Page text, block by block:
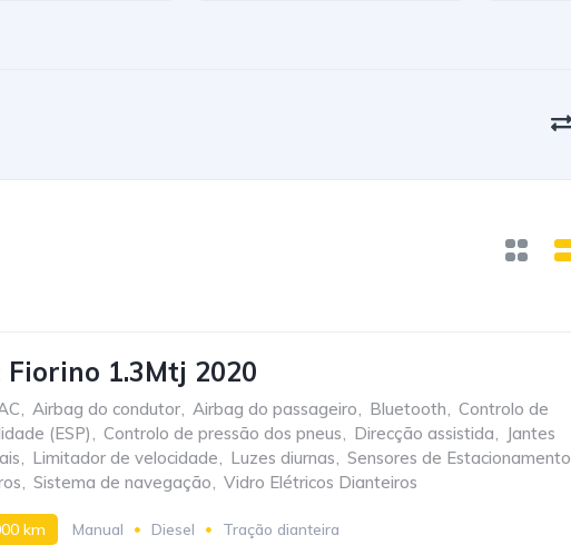
Fiorino 1.3Mtj 2020
, Airbag do condutor, Airbag do passageiro, Bluetooth, Controlo de
(ESP), Controlo de pressão dos pneus, Direcção assistida, Jantes
, Limitador de velocidade, Luzes diurnas, Sensores de Estacionamento
, Sistema de navegação, Vidro Elétricos Dianteiros
km Manual Diesel Tração dianteira